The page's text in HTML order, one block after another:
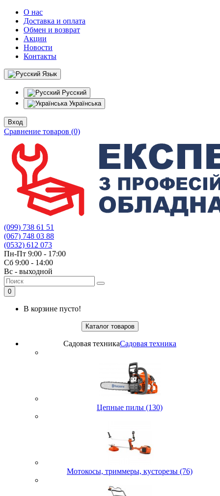
О нас
Доставка и оплата
Обмен и возврат
Акции
Новости
Контакты
Язык
Русский
Українська
Вход
Сравнение товаров (0)
(099) 738 61 51
(067) 748 03 88
(0532) 612 073
Пн-Пт 9:00 - 17:00
Сб 9:00 - 14:00
Вс - выходной
0
В корзине пусто!
Каталог товаров
Садовая техникаСадовая техника
Цепные пилы (130)
Мотокосы, триммеры, кусторезы (76)